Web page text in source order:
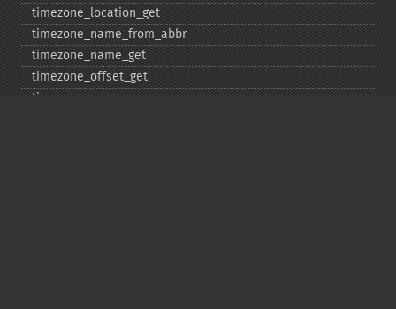
timezone_​location_​get
timezone_​name_​from_​abbr
timezone_​name_​get
timezone_​offset_​get
timezone_​open